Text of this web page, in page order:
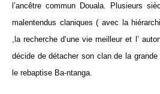
l’ancêtre commun Douala. Plusieurs
malentendus claniques ( avec la
,la recherche d’une vie meilleur et l’
décide de détacher son clan de la
le rebaptise Ba-ntanga.